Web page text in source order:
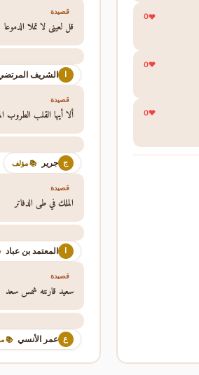
0
0
0
قصيدة
قل لعيني لا تملا الدموعا
الشريف
قصيدة
ألا أيها القلب الطروب
ج جرير 📚 مؤلف
قصيدة
الملك في طي الدفاتر
المعتمد بن عباد
قصيدة
سعيد قارنته شمس سعد
ع عمر الأنسي 📚